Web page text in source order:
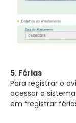
5. Férias
Para registrar o
acessar o
em “registrar